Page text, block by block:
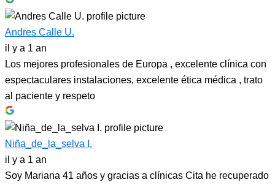
Andres Calle U.
il y a 1 an
Los mejores profesionales de Europa , excelente clínica con
espectaculares instalaciones, excelente ética médica , trato
al paciente y respeto
Niña_de_la_selva I.
il y a 1 an
Soy Mariana 41 años y gracias a clínicas Cita he recuperado